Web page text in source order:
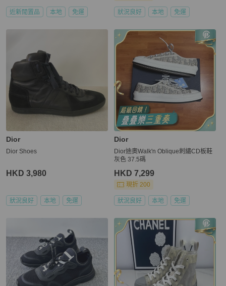
近新閒置品 本地 免運 狀況良好 本地 免運
Dior
Dior Shoes
HKD 3,980
狀況良好 本地 免運
Dior
Dior迪奧Walk'n Oblique刺繡CD板鞋
灰色 37.5碼
HKD 7,299
現折 200
狀況良好 本地 免運